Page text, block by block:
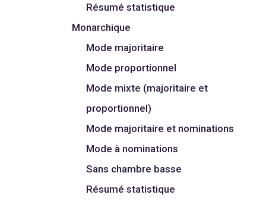
Résumé statistique
Monarchique
Mode majoritaire
Mode proportionnel
Mode mixte (majoritaire et
proportionnel)
Mode majoritaire et nominations
Mode à nominations
Sans chambre basse
Résumé statistique